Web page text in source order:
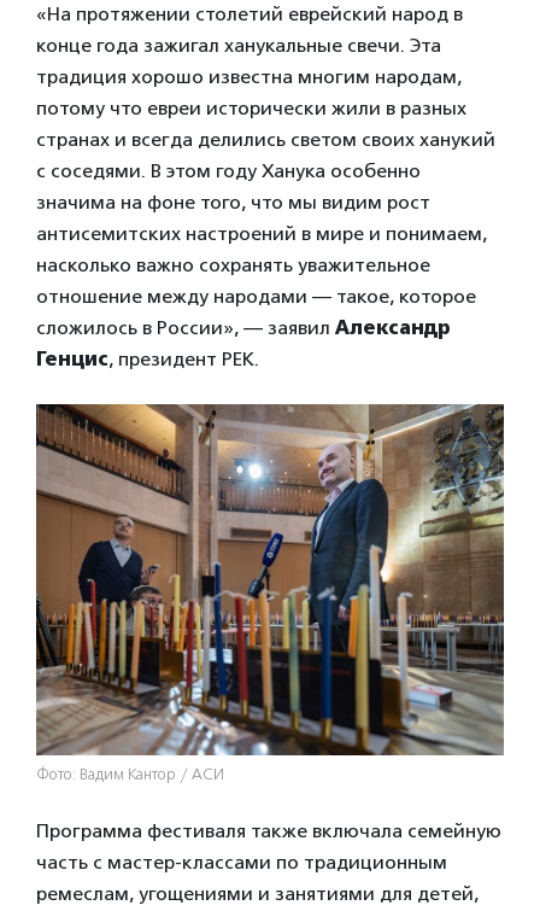
«На протяжении столетий еврейский народ в
конце года зажигал ханукальные свечи. Эта
традиция хорошо известна многим народам,
потому что евреи исторически жили в разных
странах и всегда делились светом своих ханукий
с соседями. В этом году Ханука особенно
значима на фоне того, что мы видим рост
антисемитских настроений в мире и понимаем,
насколько важно сохранять уважительное
отношение между народами — такое, которое
сложилось в России», — заявил Александр
Генцис, президент РЕК.
Фото: Вадим Кантор / АСИ
Программа фестиваля также включала семейную
часть с мастер-классами по традиционным
ремеслам, угощениями и занятиями для детей,